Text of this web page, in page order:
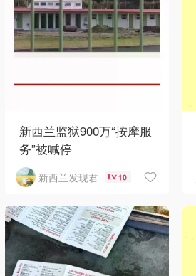
新西兰监狱900万“按摩服
务”被喊停
新西兰发现君 10